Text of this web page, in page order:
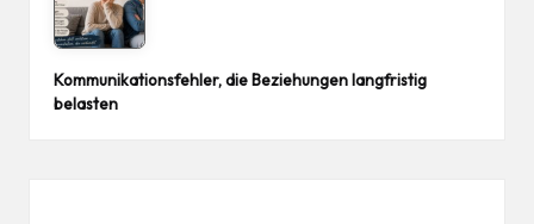
Kommunikationsfehler, die Beziehungen langfristig
belasten